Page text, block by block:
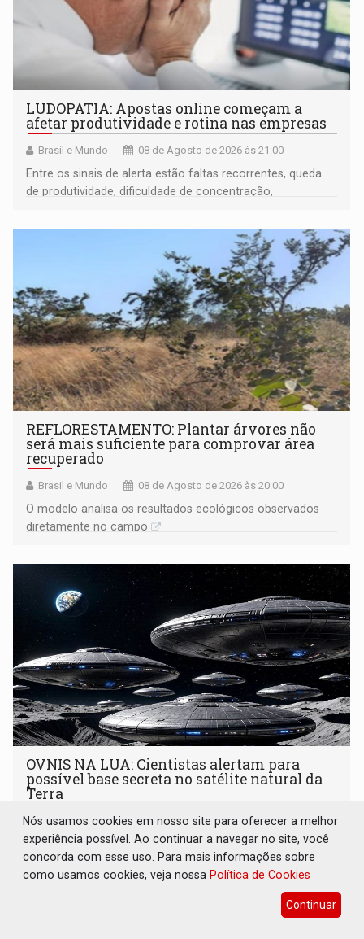
LUDOPATIA: Apostas online começam a
afetar produtividade e rotina nas empresas
Brasil e Mundo 08 de Agosto de 2026 às 21:00
Entre os sinais de alerta estão faltas recorrentes, queda
de produtividade, dificuldade de concentração,
REFLORESTAMENTO: Plantar árvores não
será mais suficiente para comprovar área
recuperado
Brasil e Mundo 08 de Agosto de 2026 às 20:00
O modelo analisa os resultados ecológicos observados
diretamente no campo
OVNIS NA LUA: Cientistas alertam para
possível base secreta no satélite natural da
Terra
Brasil e Mundo 08 de Agosto de 2026 às 19:00
Astrônomos que estudam a Lua afirmam ter capturado o
que acreditam ser evidências de atividades não humanas
tecnologicamente avançadas (OVNIs) na Lua e em sua
Nós usamos cookies em nosso site para oferecer a melhor
experiência possível. Ao continuar a navegar no site, você
concorda com esse uso. Para mais informações sobre
como usamos cookies, veja nossa Política de Cookies
Continuar